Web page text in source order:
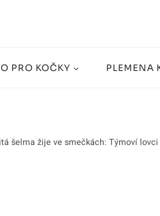
PRO KOČKY PLEMENA
šelma žije ve smečkách: Týmoví